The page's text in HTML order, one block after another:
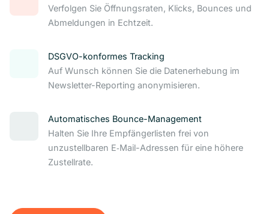
Verfolgen Sie Öffnungsraten, Klicks, Bounces und
Abmeldungen in Echtzeit.
DSGVO-konformes Tracking
Auf Wunsch können Sie die Datenerhebung im
Newsletter-Reporting anonymisieren.
Automatisches Bounce-Management
Halten Sie Ihre Empfängerlisten frei von
unzustellbaren E‑Mail-Adressen für eine höhere
Zustellrate.